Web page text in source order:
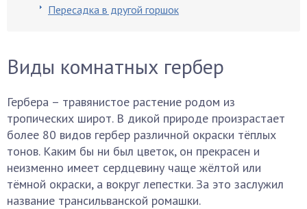
Пересадка в другой горшок
Виды комнатных гербер
Гербера – травянистое растение родом из
тропических широт. В дикой природе произрастает
более 80 видов гербер различной окраски тёплых
тонов. Каким бы ни был цветок, он прекрасен и
неизменно имеет сердцевину чаще жёлтой или
тёмной окраски, а вокруг лепестки. За это заслужил
название трансильванской ромашки.